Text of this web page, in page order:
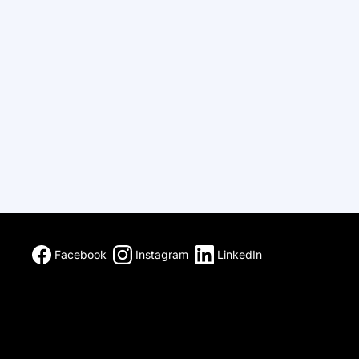
Facebook Instagram LinkedIn